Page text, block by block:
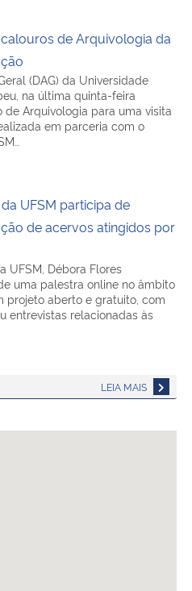
de Arquivologia da
(DAG) da Universidade
na última quinta-feira
Arquivologia para uma visita
em parceria com o
UFSM participa de
de acervos atingidos por
UFSM, Débora Flores
uma palestra online no âmbito
projeto aberto e gratuito, com
entrevistas relacionadas às
LEIA MAIS